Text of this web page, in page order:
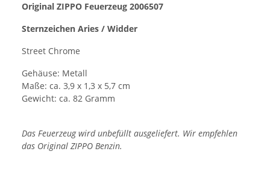
Original ZIPPO Feuerzeug 2006507
Sternzeichen Aries / Widder
Street Chrome
Gehäuse: Metall
Maße: ca. 3,9 x 1,3 x 5,7 cm
Gewicht: ca. 82 Gramm
Das Feuerzeug wird unbefüllt ausgeliefert. Wir empfehlen
das Original ZIPPO Benzin.